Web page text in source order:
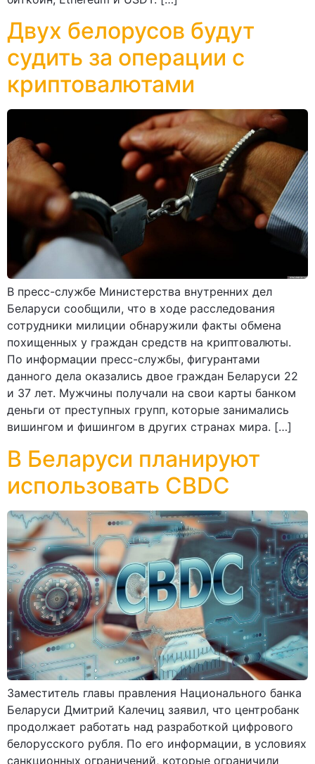
Двух белорусов будут
судить за операции с
криптовалютами
В пресс-службе Министерства внутренних дел
Беларуси сообщили, что в ходе расследования
сотрудники милиции обнаружили факты обмена
похищенных у граждан средств на криптовалюты.
По информации пресс-службы, фигурантами
данного дела оказались двое граждан Беларуси 22
и 37 лет. Мужчины получали на свои карты банком
деньги от преступных групп, которые занимались
вишингом и фишингом в других странах мира. […]
В Беларуси планируют
использовать CBDC
Заместитель главы правления Национального банка
Беларуси Дмитрий Калечиц заявил, что центробанк
продолжает работать над разработкой цифрового
белорусского рубля. По его информации, в условиях
санкционных ограничений, которые ограничили